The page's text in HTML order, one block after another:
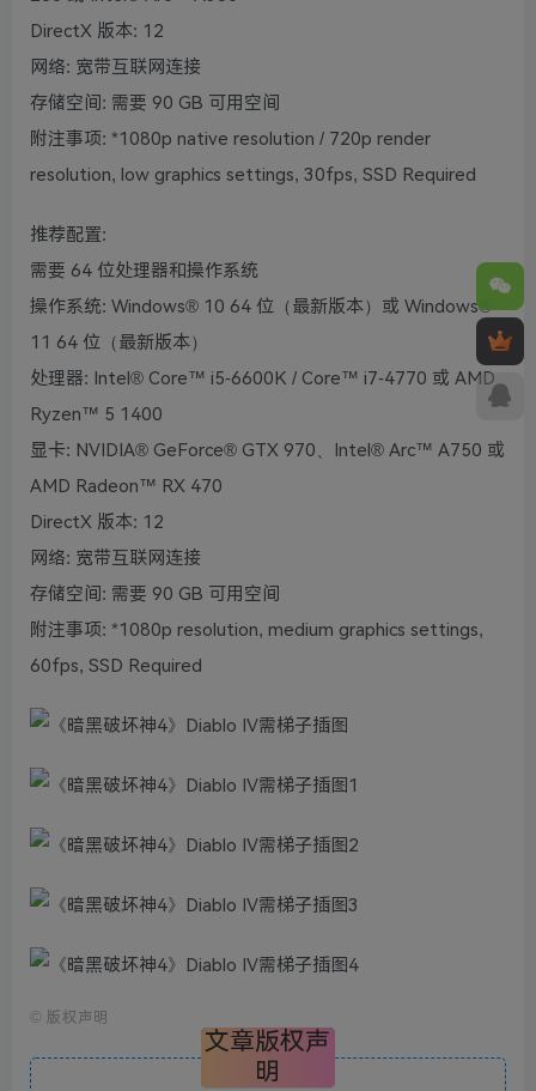
DirectX 版本: 12
网络: 宽带互联网连接
存储空间: 需要 90 GB 可用空间
附注事项: *1080p native resolution / 720p render
resolution, low graphics settings, 30fps, SSD Required
推荐配置:
需要 64 位处理器和操作系统
操作系统: Windows® 10 64 位（最新版本）或 Windows®
11 64 位（最新版本）
处理器: Intel® Core™ i5-6600K / Core™ i7-4770 或 AMD
Ryzen™ 5 1400
显卡: NVIDIA® GeForce® GTX 970、Intel® Arc™ A750 或
AMD Radeon™ RX 470
DirectX 版本: 12
网络: 宽带互联网连接
存储空间: 需要 90 GB 可用空间
附注事项: *1080p resolution, medium graphics settings,
60fps, SSD Required
© 版权声明
文章版权声
明